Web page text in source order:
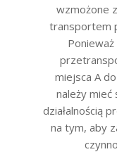
wzmożone
transportem
miejsca A
należy
działalnością
na tym, aby